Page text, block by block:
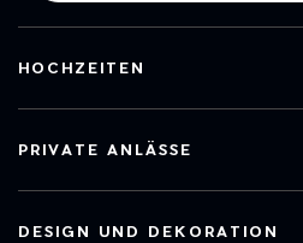
HOCHZEITEN
PRIVATE ANLÄSSE
DESIGN UND DEKORATION